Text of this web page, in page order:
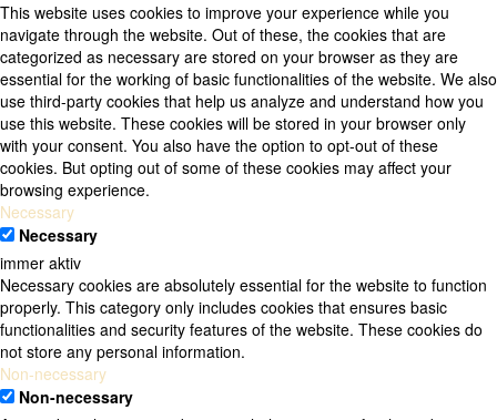
This website uses cookies to improve your experience while you
navigate through the website. Out of these, the cookies that are
categorized as necessary are stored on your browser as they are
essential for the working of basic functionalities of the website. We also
use third-party cookies that help us analyze and understand how you
use this website. These cookies will be stored in your browser only
with your consent. You also have the option to opt-out of these
cookies. But opting out of some of these cookies may affect your
browsing experience.
Necessary
Necessary
immer aktiv
Necessary cookies are absolutely essential for the website to function
properly. This category only includes cookies that ensures basic
functionalities and security features of the website. These cookies do
not store any personal information.
Non-necessary
Non-necessary